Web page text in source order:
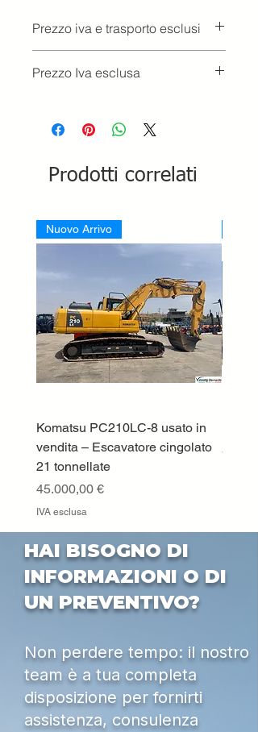
Prezzo iva e trasporto esclusi
Prezzo Iva esclusa
Prodotti correlati
Nuovo Arrivo
Komatsu PC210LC-8 usato in
vendita – Escavatore cingolato
21 tonnellate
Prezzo
45.000,00 €
IVA esclusa
Prezzo
HAI BISOGNO DI
INFORMAZIONI O DI
UN PREVENTIVO?
Non perdere tempo: il nostro
team è a tua completa
disposizione per fornirti
assistenza, consulenza